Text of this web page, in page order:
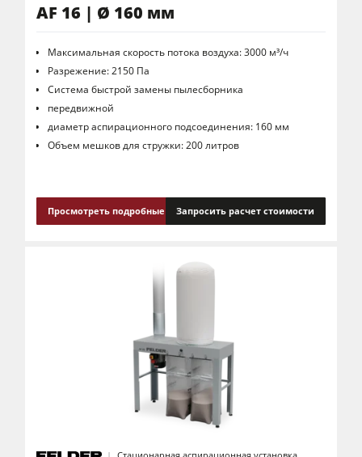
AF 16 | Ø 160 мм
Максимальная скорость потока воздуха: 3000 м³/ч
Разрежение: 2150 Па
Система быстрой замены пылесборника
передвижной
диаметр аспирационного подсоединения: 160 мм
Объем мешков для стружки: 200 литров
Просмотреть подробные сведенияЗапросить расчет стоимости